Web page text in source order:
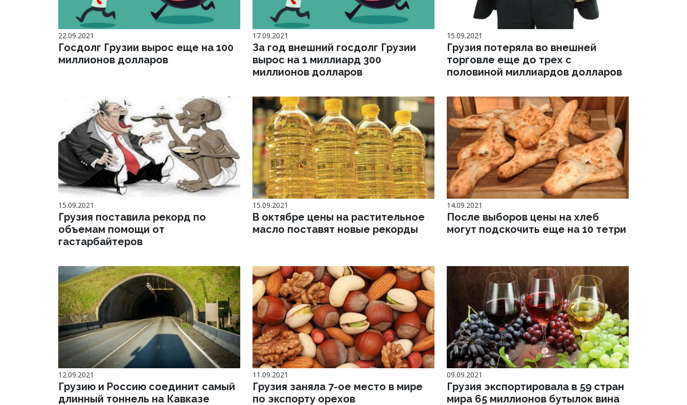
22.09.2021
Госдолг Грузии вырос еще на 100
миллионов долларов
17.09.2021
За год внешний госдолг Грузии
вырос на 1 миллиард 300
миллионов долларов
15.09.2021
Грузия потеряла во внешней
торговле еще до трех с
половиной миллиардов долларов
15.09.2021
Грузия поставила рекорд по
объемам помощи от
гастарбайтеров
15.09.2021
В октябре цены на растительное
масло поставят новые рекорды
14.09.2021
После выборов цены на хлеб
могут подскочить еще на 10 тетри
12.09.2021
Грузию и Россию соединит самый
длинный тоннель на Кавказе
11.09.2021
Грузия заняла 7-ое место в мире
по экспорту орехов
09.09.2021
Грузия экспортировала в 59 стран
мира 65 миллионов бутылок вина